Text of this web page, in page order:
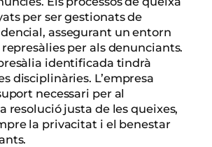
per ser gestionats de
assegurant un entorn
per als denunciants.
identificada tindrà
disciplinàries. L’empresa
necessari per al
resolució justa de les queixes,
la privacitat i el benestar